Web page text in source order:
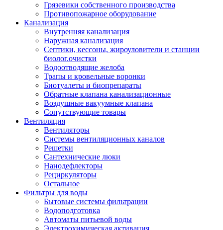
Грязевики собственного производства
Противопожарное оборудование
Канализация
Внутренняя канализация
Наружная канализация
Септики, кессоны, жироуловители и станции
биолог.очистки
Водоотводящие желоба
Трапы и кровельные воронки
Биотуалеты и биопрепараты
Обратные клапана канализационные
Воздушные вакуумные клапана
Сопутствующие товары
Вентиляция
Вентиляторы
Системы вентиляционных каналов
Решетки
Сантехнические люки
Нанодефлекторы
Рециркуляторы
Остальное
Фильтры для воды
Бытовые системы фильтрации
Водоподготовка
Автоматы питьевой воды
Электрохимическая активация